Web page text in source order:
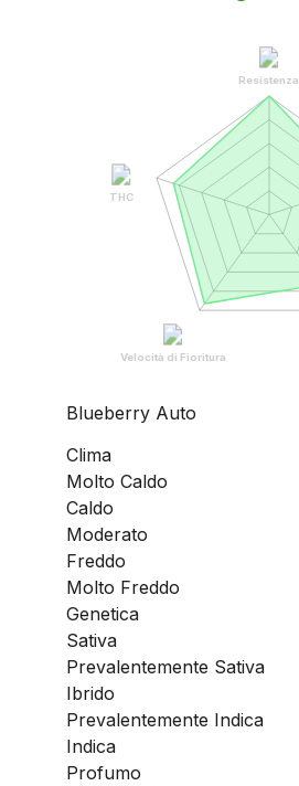
Resistenza
THC
Velocità di Fioritura
Blueberry Auto
Clima
Molto Caldo
Caldo
Moderato
Freddo
Molto Freddo
Genetica
Sativa
Prevalentemente Sativa
Ibrido
Prevalentemente Indica
Indica
Profumo